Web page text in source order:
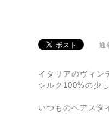
通
イタリアのヴィン
シルク100%の少
いつものヘアスタ